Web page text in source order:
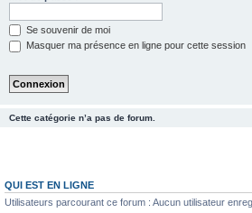
Se souvenir de moi
Masquer ma présence en ligne pour cette session
Cette catégorie n’a pas de forum.
QUI EST EN LIGNE
Utilisateurs parcourant ce forum : Aucun utilisateur